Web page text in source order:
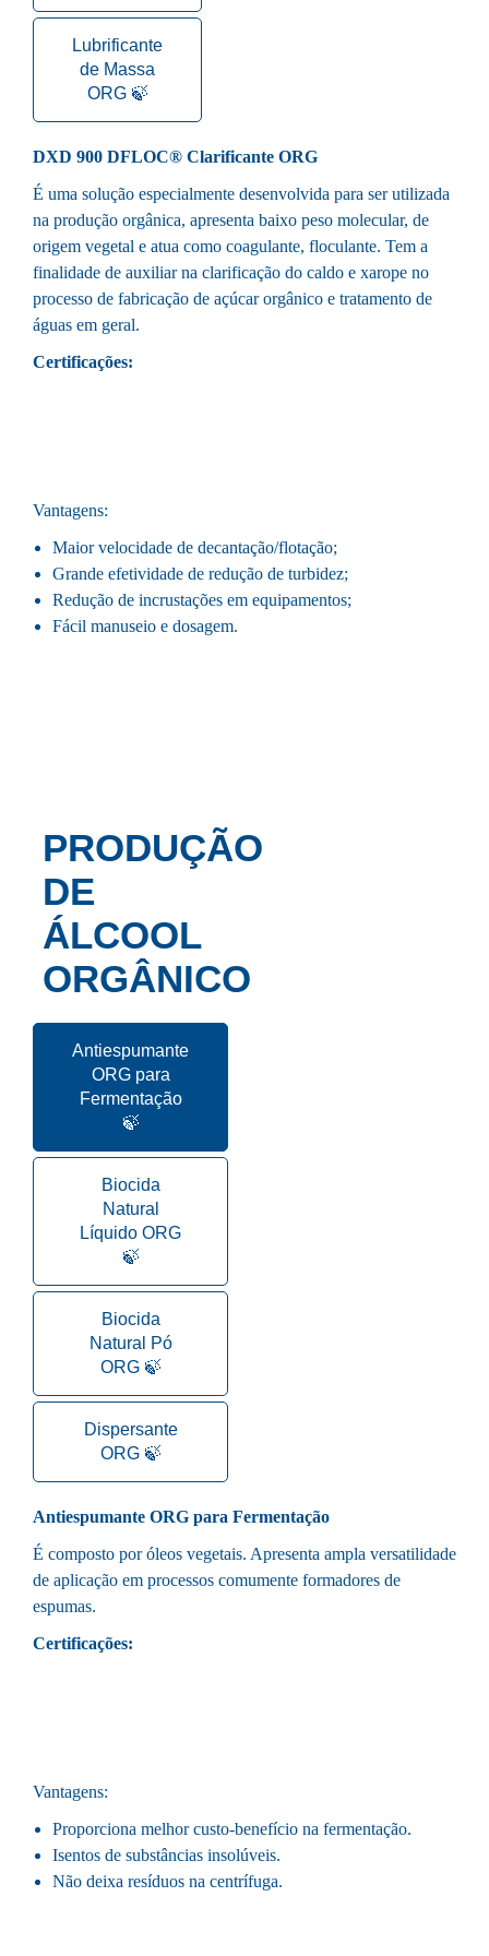
Lubrificante
de Massa
ORG 🍃
DXD 900 DFLOC® Clarificante ORG
É uma solução especialmente desenvolvida para ser utilizada
na produção orgânica, apresenta baixo peso molecular, de
origem vegetal e atua como coagulante, floculante. Tem a
finalidade de auxiliar na clarificação do caldo e xarope no
processo de fabricação de açúcar orgânico e tratamento de
águas em geral.
Certificações:
Vantagens:
Maior velocidade de decantação/flotação;
Grande efetividade de redução de turbidez;
Redução de incrustações em equipamentos;
Fácil manuseio e dosagem.
PRODUÇÃO
DE
ÁLCOOL
ORGÂNICO
Antiespumante
ORG para
Fermentação
🍃
Biocida
Natural
Líquido ORG
🍃
Biocida
Natural Pó
ORG 🍃
Dispersante
ORG 🍃
Antiespumante ORG para Fermentação
É composto por óleos vegetais. Apresenta ampla versatilidade
de aplicação em processos comumente formadores de
espumas.
Certificações:
Vantagens:
Proporciona melhor custo-benefício na fermentação.
Isentos de substâncias insolúveis.
Não deixa resíduos na centrífuga.